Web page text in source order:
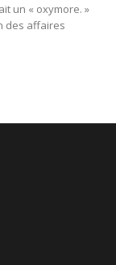
un « oxymore. »
des affaires